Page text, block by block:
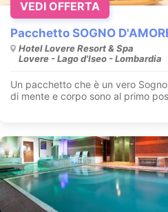
Pacchetto SOGNO
Hotel Lovere Resort & Spa
Lovere - Lago d'Iseo - Lombardia
Un pacchetto che è un vero
di mente e corpo sono al primo
VEDI OFFERTA